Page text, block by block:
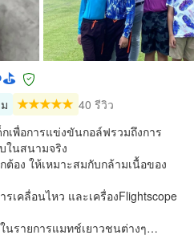
40 รีวิว
เพื่อการแข่งขันกอล์ฟรวมถึงการ
ในสนามจริง
ต้อง ให้เหมาะสมกับกล้ามเนื้อของ
รเคลื่อนไหว และเครื่องFlightscope
นรายการแมทช์เยาวชนต่างๆ…